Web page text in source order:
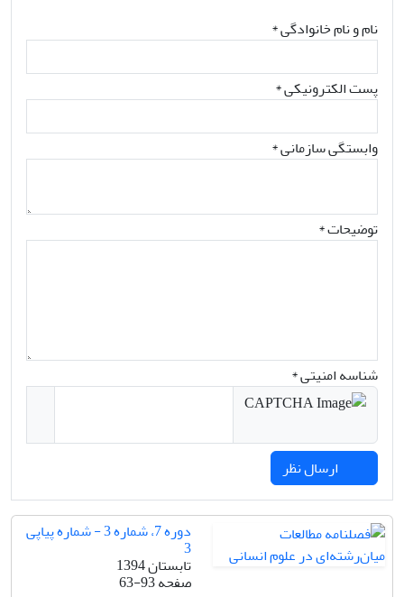
نام و نام خانوادگی*
پست الکترونیکی*
وابستگی سازمانی *
توضیحات *
شناسه امنیتی *
دوره 7، شماره 3 - شماره پیاپی
3
تابستان 1394
صفحه63-93